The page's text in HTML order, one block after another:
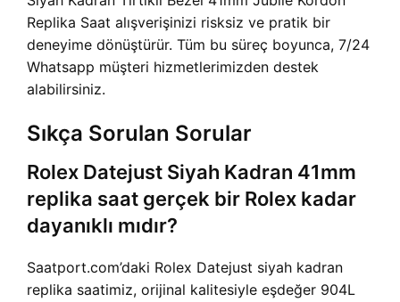
Replika Saat alışverişinizi risksiz ve pratik bir
deneyime dönüştürür. Tüm bu süreç boyunca, 7/24
Whatsapp müşteri hizmetlerimizden destek
alabilirsiniz.
Sıkça Sorulan Sorular
Rolex Datejust Siyah Kadran 41mm
replika saat gerçek bir Rolex kadar
dayanıklı mıdır?
Saatport.com’daki Rolex Datejust siyah kadran
replika saatimiz, orijinal kalitesiyle eşdeğer 904L